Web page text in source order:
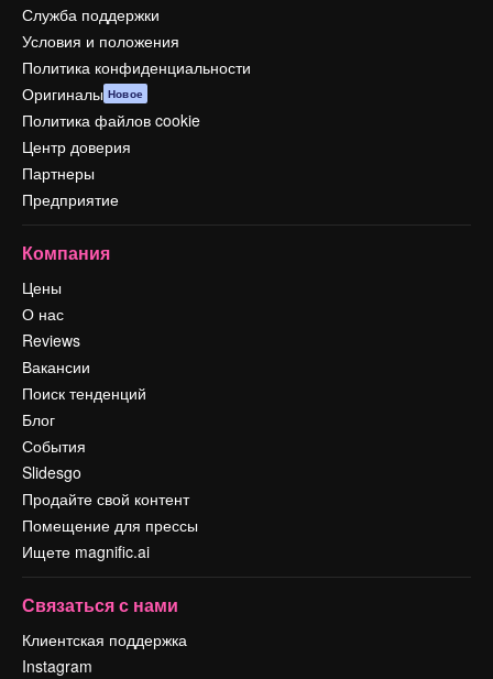
Служба поддержки
Условия и положения
Политика конфиденциальности
Оригиналы Новое
Политика файлов cookie
Центр доверия
Партнеры
Предприятие
Компания
Цены
О нас
Reviews
Вакансии
Поиск тенденций
Блог
События
Slidesgo
Продайте свой контент
Помещение для прессы
Ищете magnific.ai
Связаться с нами
Клиентская поддержка
Instagram